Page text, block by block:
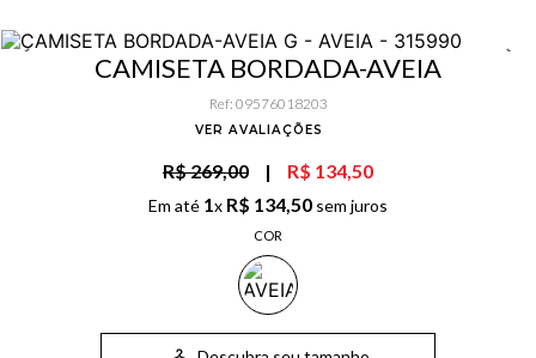
CAMISETA BORDADA-AVEIA
Ref: 09576018203
VER AVALIAÇÕES
R$ 269,00 | R$ 134,50
Em até 1x R$ 134,50 sem juros
COR